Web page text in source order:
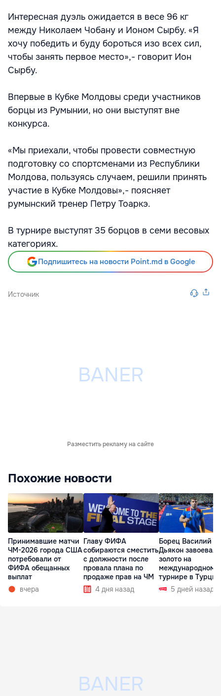
Интересная дуэль ожидается в весе 96 кг
между Николаем Чобану и Ионом Сырбу. «Я
хочу победить и буду бороться изо всех сил,
чтобы занять первое место»,- говорит Ион
Сырбу.
Впервые в Кубке Молдовы среди участников
борцы из Румынии, но они выступят вне
конкурса.
«Мы приехали, чтобы провести совместную
подготовку со спортсменами из Республики
Молдова, пользуясь случаем, решили принять
участие в Кубке Молдовы»,- поясняет
румынский тренер Петру Тоаркэ.
В турнире выступят 35 борцов в семи весовых
категориях.
Подпишитесь на новости Point.md в Google
Источник
Разместить рекламу на сайте
Похожие новости
Принимавшие матчи
ЧМ-2026 города США
потребовали от
ФИФА обещанных
выплат
вчера
Главу ФИФА
собираются сместить
с должности после
провала плана по
продаже прав на ЧМ
4 дня назад
Борец Василий
Дьякон завоевал
золото на
международном
турнире в Турции
5 дней назад